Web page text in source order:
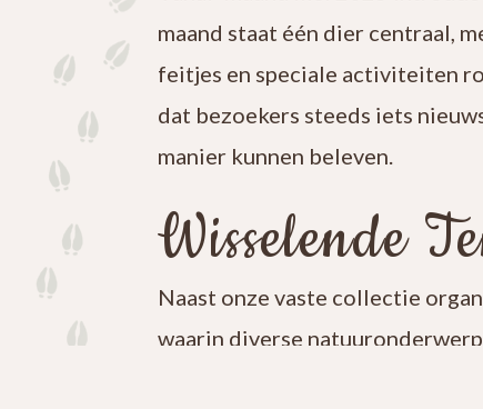
maand staat één dier centraal,
feitjes en speciale activiteiten
dat bezoekers steeds iets
manier kunnen beleven.
Wisselende
Naast onze vaste collectie
waarin diverse